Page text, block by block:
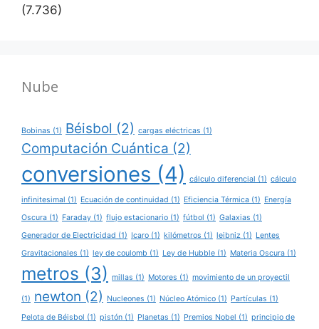
(7.736)
Nube
Bobinas (1) Béisbol (2) cargas eléctricas (1)
Computación Cuántica (2)
conversiones (4) cálculo diferencial (1) cálculo
infinitesimal (1) Ecuación de continuidad (1) Eficiencia Térmica (1) Energía
Oscura (1) Faraday (1) flujo estacionario (1) fútbol (1) Galaxias (1)
Generador de Electricidad (1) Icaro (1) kilómetros (1) leibniz (1) Lentes
Gravitacionales (1) ley de coulomb (1) Ley de Hubble (1) Materia Oscura (1)
metros (3) millas (1) Motores (1) movimiento de un proyectil
(1) newton (2) Nucleones (1) Núcleo Atómico (1) Partículas (1)
Pelota de Béisbol (1) pistón (1) Planetas (1) Premios Nobel (1) principio de